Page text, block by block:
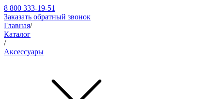
8 800 333-19-51
Заказать обратный звонок
Главная/
Каталог
/
Аксессуары